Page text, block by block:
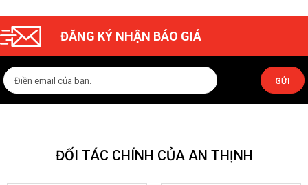
ĐĂNG KÝ NHẬN BÁO GIÁ
GỬI
ĐỐI TÁC CHÍNH CỦA AN THỊNH